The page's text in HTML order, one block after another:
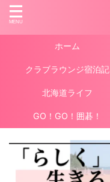
ホーム
クラブラウンジ宿泊記
北海道ライフ
GO！GO！囲碁！